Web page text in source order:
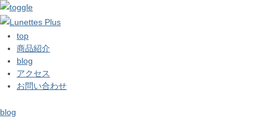
top
商品紹介
blog
アクセス
お問い合わせ
blog